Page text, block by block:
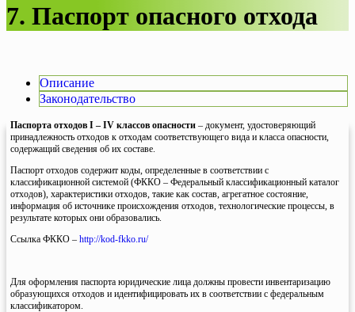
7. Паспорт опасного отхода
Описание
Законодательство
Паспорта отходов I – IV классов опасности – документ, удостоверяющий
принадлежность отходов к отходам соответствующего вида и класса опасности,
содержащий сведения об их составе.
Паспорт отходов содержит коды, определенные в соответствии с
классификационной системой (ФККО – Федеральный классификационный каталог
отходов), характеристики отходов, такие как состав, агрегатное состояние,
информация об источнике происхождения отходов, технологические процессы, в
результате которых они образовались.
Ссылка ФККО – http://kod-fkko.ru/
Для оформления паспорта юридические лица должны провести инвентаризацию
образующихся отходов и идентифицировать их в соответствии с федеральным
классификатором.